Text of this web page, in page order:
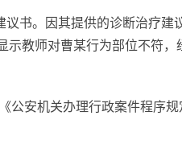
书。因其提供的诊断治疗建
教师对曹某行为部位不符，
公安机关办理行政案件程序